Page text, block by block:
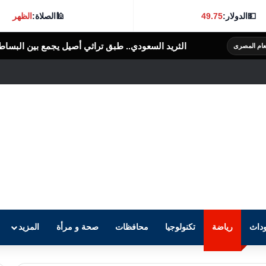
💵الدولار:49.75
🕌الصلاة:الظهر
السعودي.. طبق تراثي أصيل يجمع بين البساطة والنكهة الغنية الرأى
رياضة تكنولوجيا محافظات صحة و مرأة المزيد